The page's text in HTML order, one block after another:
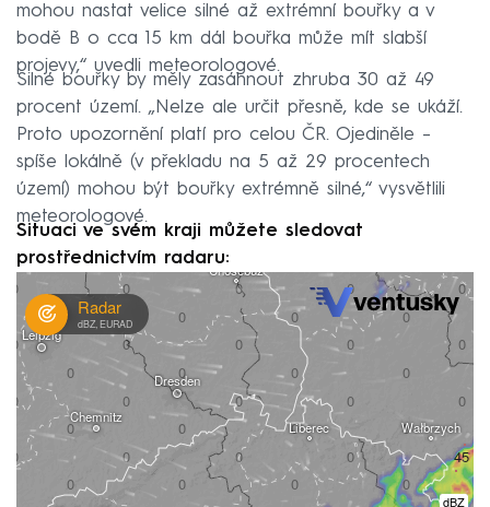
mohou nastat velice silné až extrémní bouřky a v
bodě B o cca 15 km dál bouřka může mít slabší
projevy,“ uvedli meteorologové.
Silné bouřky by měly zasáhnout zhruba 30 až 49
procent území. „Nelze ale určit přesně, kde se ukáží.
Proto upozornění platí pro celou ČR. Ojediněle –
spíše lokálně (v překladu na 5 až 29 procentech
území) mohou být bouřky extrémně silné,“ vysvětlili
meteorologové.
Situaci ve svém kraji můžete sledovat
prostřednictvím radaru: